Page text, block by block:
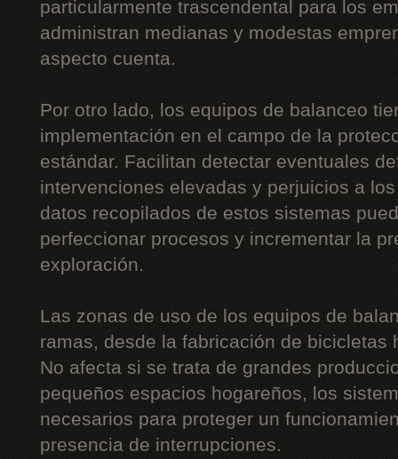
particularmente trascendental para los
administran medianas y modestas
aspecto cuenta.
Por otro lado, los equipos de balanceo
implementación en el campo de la
estándar. Facilitan detectar eventuales
intervenciones elevadas y perjuicios a
datos recopilados de estos sistemas
perfeccionar procesos y incrementar la
exploración.
Las zonas de uso de los equipos de
ramas, desde la fabricación de bicicletas
No afecta si se trata de grandes
pequeños espacios hogareños, los
necesarios para proteger un
presencia de interrupciones.